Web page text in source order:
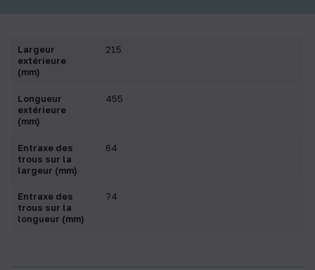
Largeur
extérieure
(mm)
215
Longueur
extérieure
(mm)
455
Entraxe des
trous sur la
largeur (mm)
64
Entraxe des
trous sur la
longueur (mm)
74